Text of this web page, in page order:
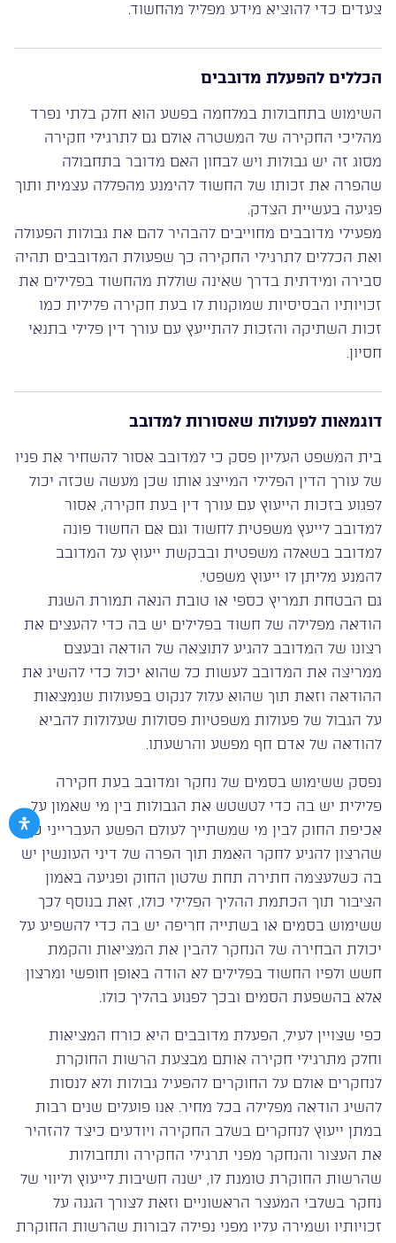
צעדים כדי להוציא מידע מפליל מהחשוד.
הכללים להפעלת מדובבים
השימוש בתחבולות במלחמה בפשע הוא חלק בלתי נפרד
מהליכי החקירה של המשטרה אולם גם לתרגילי חקירה
מסוג זה יש גבולות ויש לבחון האם מדובר בתחבולה
שהפרה את זכותו של החשוד להימנע מהפללה עצמית ותוך
פגיעה בעשיית הצדק.
מפעילי מדובבים מחוייבים להבהיר להם את גבולות הפעולה
ואת הכללים לתרגילי החקירה כך שפעולת המדובבים תהיה
סבירה ומידתית בדרך שאינה שוללת מהחשוד בפלילים את
זכויותיו הבסיסיות שמוקנות לו בעת חקירה פלילית כמו
זכות השתיקה והזכות להתייעץ עם עורך דין פלילי בתנאי
חסיון.
דוגמאות לפעולות שאסורות למדובב
בית המשפט העליון פסק כי למדובב אסור להשחיר את פניו
של עורך הדין הפלילי המייצג אותו שכן מעשה שכזה יכול
לפגוע בזכות הייעוץ עם עורך דין בעת חקירה, אסור
למדובב לייעץ משפטית לחשוד וגם אם החשוד פונה
למדובב בשאלה משפטית ובבקשת ייעוץ על המדובב
להמנע מליתן לו ייעוץ משפטי.
גם הבטחת תמריץ כספי או טובת הנאה תמורת השגת
הודאה מפלילה של חשוד בפלילים יש בה כדי להעצים את
רצונו של המדובב להגיע לתוצאה של הודאה ובעצם
ממריצה את המדובב לעשות כל שהוא יכול כדי להשיג את
ההודאה וזאת תוך שהוא עלול לנקוט בפעולות שנמצאות
על הגבול של פעולות משפטיות פסולות שעלולות להביא
להודאה של אדם חף מפשע והרשעתו.
נפסק ששימוש בסמים של נחקר ומדובב בעת חקירה
פלילית יש בה כדי לטשטש את הגבולות בין מי שאמון על
אכיפת החוק לבין מי שמשתייך לעולם הפשע העברייני כך
שהרצון להגיע לחקר האמת תוך הפרה של דיני העונשין יש
בה כשלעצמה חתירה תחת שלטון החוק ופגיעה באמון
הציבור תוך הכתמת ההליך הפלילי כולו, זאת בנוסף לכך
ששימוש בסמים או בשתייה חריפה יש בה כדי להשפיע על
יכולת הבחירה של הנחקר להבין את המציאות והקמת
חשש ולפיו החשוד בפלילים לא הודה באופן חופשי ומרצון
אלא בהשפעת הסמים ובכך לפגוע בהליך כולו.
כפי שצויין לעיל, הפעלת מדובבים היא כורח המציאות
וחלק מתרגילי חקירה אותם מבצעת הרשות החוקרת
לנחקרים אולם על החוקרים להפעיל גבולות ולא לנסות
להשיג הודאה מפלילה בכל מחיר. אנו פועלים שנים רבות
במתן ייעוץ לנחקרים בשלב החקירה ויודעים כיצד להזהיר
את העצור והנחקר מפני תרגילי החקירה ותחבולות
שהרשות החוקרת טומנת לו, ישנה חשיבות לייעוץ וליווי של
נחקר בשלבי המעצר הראשוניים וזאת לצורך הגנה על
זכויותיו ושמירה עליו מפני נפילה לבורות שהרשות החוקרת